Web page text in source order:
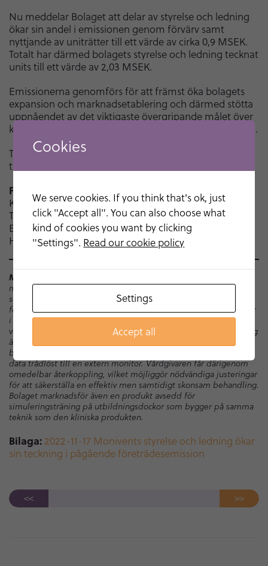
Nu meddelar Bolaget att delar av styrelse och ledning
ökar sin andel i emissionen genom förvärv samt
nyttjande av uniträtter till ett värde av cirka 0,9 MSEK.
Totalt har därmed bolagets styrelse och ledning tecknat
units till ett värde av 2,03 MSEK.
Emissionerna genomförs för att främst öka bolagets
expansion och marknadsetablering och därmed stötta
uppnåendet av det viktigaste övergripande målet över
kommande år, vilket är att signifikant öka försäljningen.
Teckningsperioden i företrädesemissionen pågår fram
till den 22 november.
För mer information, vänligen kontakta:
Karin Dahllöf, VD
Telefon: +46 70 748 01 30
E-post: karin@monivent.se
Hemsida: www.monivent.se
Monivent AB
medicintekniska produkter i syfte att förbättra den akuta vården
som ges till nyfödda barn som har behov av andningsstöd vid
födseln. Ungefär tre till sex procent av alla nyfödda barn hamnar
i denna kritiska situation och vårdpersonal saknar idag bra
verktyg för att bestämma hur effektiv denna manuella ventilering
är. Monivent har utvecklat utrustning som mäter luftflödet till
barnet direkt i ansiktsmasken via en sensormodul som skickar
data trådlöst till en extern monitor. Vårdgivaren får därigenom
omedelbar återkoppling, vilket möjliggör nödvändiga justeringar
för att säkerställa en effektiv men samtidigt skonsam behandling.
Bolaget marknadsför även en produkt avsedd för
simuleringsträning på utbildningsdockor som bygger på samma
teknik som den kliniska produkten.
Bilaga: 2022-11-17 Monivents styrelse och ledning ökar
sin teckning i pågående företrädesemission
<< >>
Cookies
We serve cookies. If you think that's ok, just
click "Accept all". You can also choose what
kind of cookies you want by clicking
"Settings". Read our cookie policy
Settings
Accept all